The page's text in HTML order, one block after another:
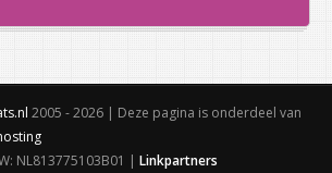
2005 - 2026 | Deze pagina is onderdeel van
NL813775103B01 | Linkpartners